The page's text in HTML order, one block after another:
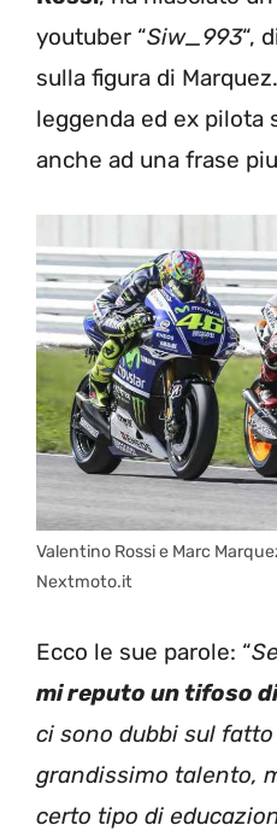
youtuber “Siw_993“,
sulla figura di
leggenda ed ex pilota
anche ad una frase
Valentino Rossi e Marc
Nextmoto.it
Ecco le sue parole: “
mi reputo un tifoso
ci sono dubbi sul
grandissimo talento,
certo tipo di